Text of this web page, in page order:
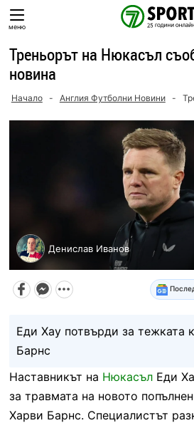
Skip
toменю
Треньорът на Нюкасъл
новина
Начало - Англия Футболни Новини -
Денислав Иванов
Еди Хау потвърди за тежката
Барнс
Наставникът на НюкасълЕди
за травмата на новото
Харви Барнс. Специалистът